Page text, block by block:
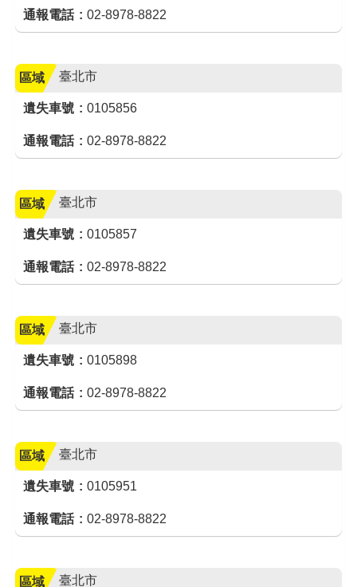
通報電話 02-8978-8822
區域 臺北市
遺失車號 0105856
通報電話 02-8978-8822
區域 臺北市
遺失車號 0105857
通報電話 02-8978-8822
區域 臺北市
遺失車號 0105898
通報電話 02-8978-8822
區域 臺北市
遺失車號 0105951
通報電話 02-8978-8822
區域 臺北市